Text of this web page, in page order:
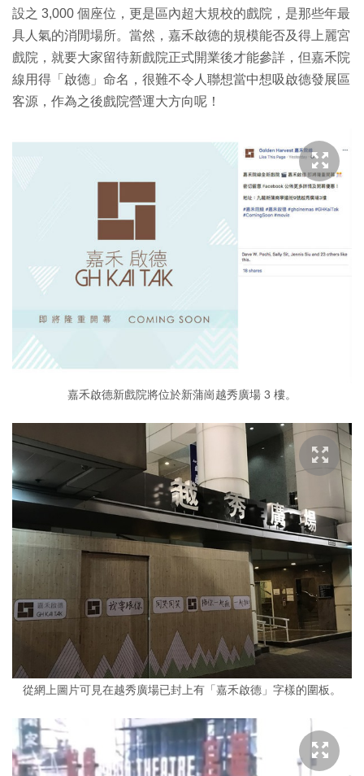
設之 3,000 個座位，更是區內超大規校的戲院，是那些年最
具人氣的消閒場所。當然，嘉禾啟德的規模能否及得上麗宮
戲院，就要大家留待新戲院正式開業後才能參詳，但嘉禾院
線用得「啟德」命名，很難不令人聯想當中想吸啟德發展區
客源，作為之後戲院營運大方向呢！
嘉禾啟德新戲院將位於新蒲崗越秀廣場 3 樓。
從網上圖片可見在越秀廣場已封上有「嘉禾啟德」字樣的圍板。